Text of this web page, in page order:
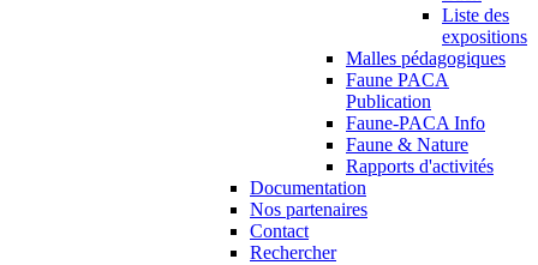
Liste des
expositions
Malles pédagogiques
Faune PACA
Publication
Faune-PACA Info
Faune & Nature
Rapports d'activités
Documentation
Nos partenaires
Contact
Rechercher